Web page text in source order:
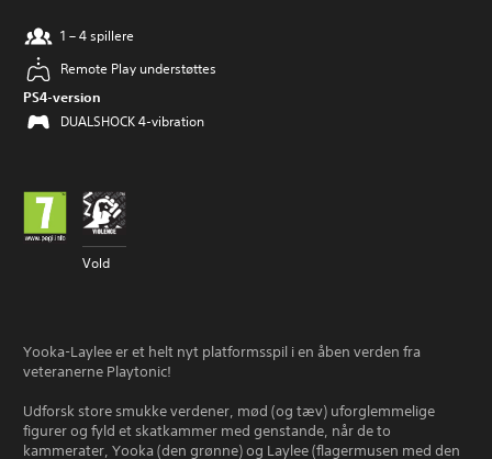
1 – 4 spillere
Remote Play understøttes
PS4-version
DUALSHOCK 4-vibration
Vold
Yooka-Laylee er et helt nyt platformsspil i en åben verden fra
veteranerne Playtonic!
Udforsk store smukke verdener, mød (og tæv) uforglemmelige
figurer og fyld et skatkammer med genstande, når de to
kammerater, Yooka (den grønne) og Laylee (flagermusen med den